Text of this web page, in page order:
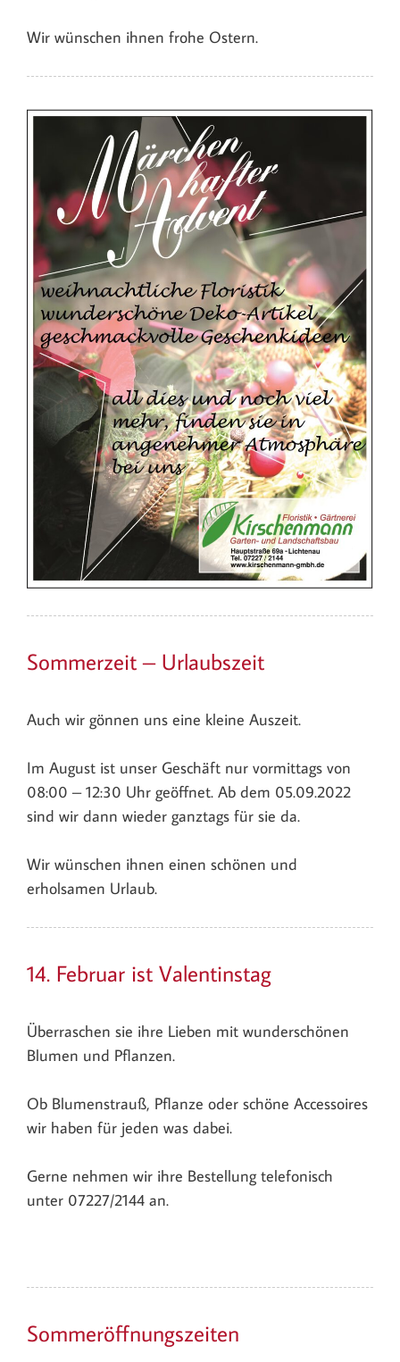
Wir wünschen ihnen frohe Ostern.
Sommerzeit – Urlaubszeit
Auch wir gönnen uns eine kleine Auszeit.
Im August ist unser Geschäft nur vormittags von
08:00 – 12:30 Uhr geöffnet. Ab dem 05.09.2022
sind wir dann wieder ganztags für sie da.
Wir wünschen ihnen einen schönen und
erholsamen Urlaub.
14. Februar ist Valentinstag
Überraschen sie ihre Lieben mit wunderschönen
Blumen und Pflanzen.
Ob Blumenstrauß, Pflanze oder schöne Accessoires
wir haben für jeden was dabei.
Gerne nehmen wir ihre Bestellung telefonisch
unter 07227/2144 an.
Sommeröffnungszeiten